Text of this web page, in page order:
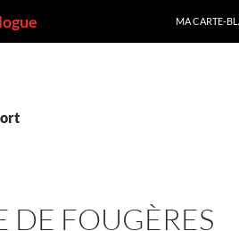
MA CARTE-
DE FOUGÈRES